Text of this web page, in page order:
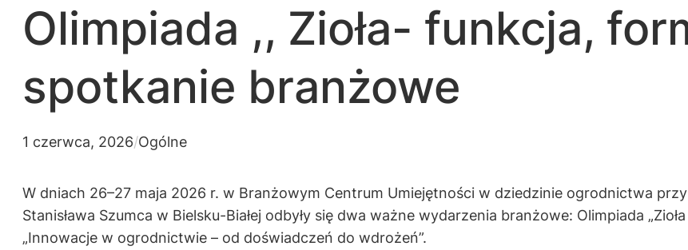
Olimpiada ,, Zioła- funkcja,
spotkanie branżowe
1 czerwca, 2026/Ogólne
W dniach 26–27 maja 2026 r. w Branżowym Centrum Umiejętności w dziedzinie ogrodnictwa przy
Stanisława Szumca w Bielsku-Białej odbyły się dwa ważne wydarzenia branżowe: Olimpiada
„Innowacje w ogrodnictwie – od doświadczeń do wdrożeń”.